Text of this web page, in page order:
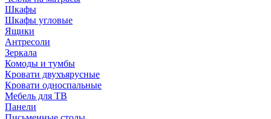
Шкафы
Шкафы угловые
Ящики
Антресоли
Зеркала
Комоды и тумбы
Кровати двухъярусные
Кровати односпальные
Мебель для ТВ
Панели